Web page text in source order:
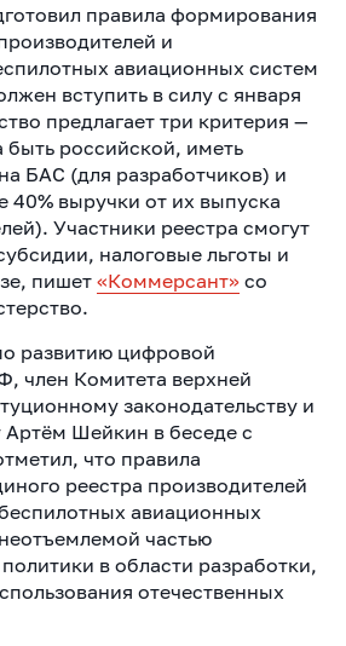
правила формирования
и
авиационных систем
вступить в силу с января
предлагает три критерия —
российской, иметь
БАС (для разработчиков) и
40% выручки от их выпуска
Участники реестра смогут
налоговые льготы и
пишет «Коммерсант»со
развитию цифровой
член Комитета верхней
законодательству и
Артём Шейкин в беседе с
что правила
реестра производителей
авиационных
частью
в области разработки,
отечественных